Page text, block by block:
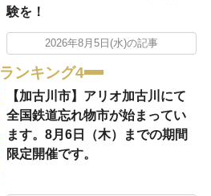
験を！
2026年8月5日(水)の記事
ランキング4
【加古川市】アリオ加古川にて
全国鉄道忘れ物市が始まってい
ます。8月6日（木）までの期間
限定開催です。